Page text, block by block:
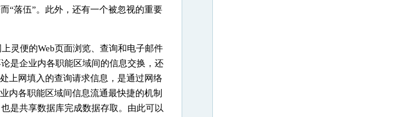
“落伍”。此外，还有一个被忽视的重要
灵便的Web页面浏览、查询和电子邮件
是企业内各职能区域间的信息交换，还
上网填入的查询请求信息，是通过网络
内各职能区域间信息流通最快捷的机制
是共享数据库完成数据存取。由此可以